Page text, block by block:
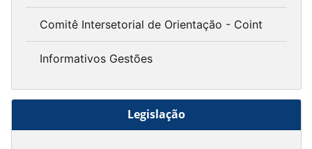
Comitê Intersetorial de Orientação - Coint
Informativos Gestões
Legislação